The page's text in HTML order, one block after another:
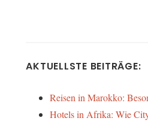
AKTUELLSTE BEITRÄGE:
Reisen in Marokko:
Hotels in Afrika: Wie